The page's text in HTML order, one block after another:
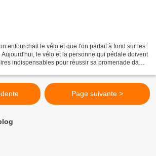
enfourchait le vélo et que l'on partait à fond sur les
Aujourd'hui, le vélo et la personne qui pédale doivent
indispensables pour réussir sa promenade dans
Page suivante >